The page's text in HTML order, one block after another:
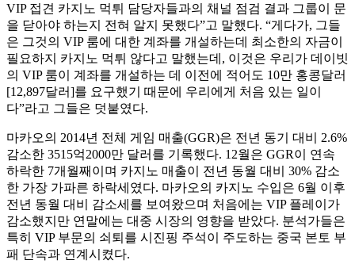
VIP 접견 카지노 먹튀 담당자들과의 채널 점검 결과 그룹이 문
을 닫아야 하는지 전혀 알지 못했다”고 말했다. “게다가, 그들
은 그것의 VIP 룸에 대한 계좌를 개설하는데 최소한의 자금이
필요하지 카지노 먹튀 않다고 말했는데, 이것은 우리가 데이빗
의 VIP 룸이 계좌를 개설하는 데 이전에 적어도 10만 홍콩달러
[12,897달러]를 요구했기 때문에 우리에게 처음 있는 일이
다”라고 그들은 덧붙였다.
마카오의 2014년 전체 게임 매출(GGR)은 전년 동기 대비 2.6%
감소한 3515억2000만 달러를 기록했다. 12월은 GGR이 연속
하락한 7개월째이며 카지노 매출이 전년 동월 대비 30% 감소
한 가장 가파른 하락세였다. 마카오의 카지노 수입은 6월 이후
전년 동월 대비 감소세를 보여왔으며 처음에는 VIP 플레이가
감소했지만 연말에는 대중 시장의 영향을 받았다. 분석가들은
특히 VIP 부문의 쇠퇴를 시진핑 주석이 주도하는 중국 본토 부
패 단속과 연계시켰다.